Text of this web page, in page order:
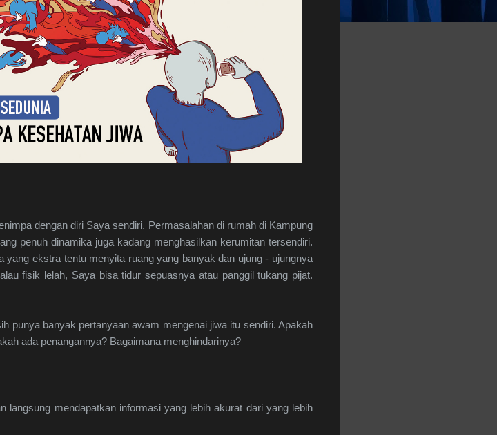
dengan diri Saya sendiri. Permasalahan di rumah di Kampung
penuh dinamika juga kadang menghasilkan kerumitan tersendiri.
ekstra tentu menyita ruang yang banyak dan ujung - ujungnya
fisik lelah, Saya bisa tidur sepuasnya atau panggil tukang pijat.
punya banyak pertanyaan awam mengenai jiwa itu sendiri. Apakah
ada penangannya? Bagaimana menghindarinya?
langsung mendapatkan informasi yang lebih akurat dari yang lebih